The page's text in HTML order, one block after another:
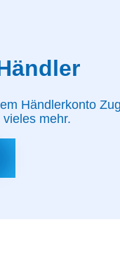
Händlerkonto
mehr.